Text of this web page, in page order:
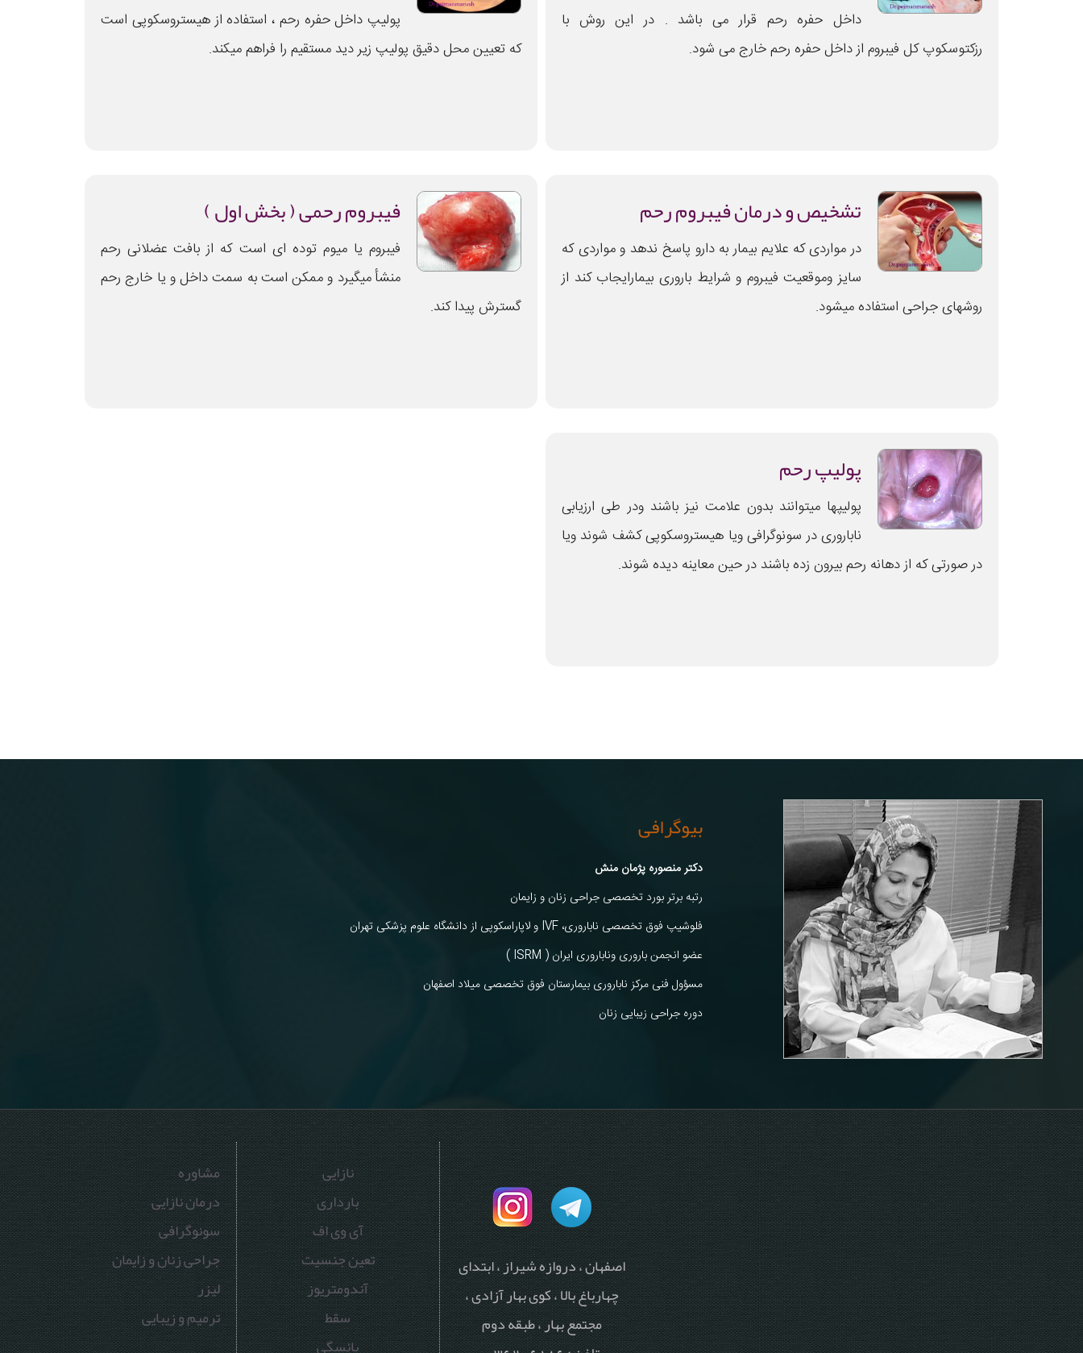
داخل حفره رحم قرار می باشد . در این روش با
رزکتوسکوپ کل فیبروم از داخل حفره رحم خارج می شود.
پولیپ داخل حفره رحم ، استفاده از هیستروسکوپی است
که تعیین محل دقیق پولیپ زیر دید مستقیم را فراهم میکند.
تشخیص و درمان فیبروم رحم
در مواردی که علایم بیمار به دارو پاسخ ندهد و مواردی که
سایز وموقعیت فیبروم و شرایط باروری بیمارایجاب کند از
روشهای جراحی استفاده میشود.
فیبروم رحمی ( بخش اول )
فیبروم یا میوم توده ای است که از بافت عضلانی رحم
منشأ میگیرد و ممکن است به سمت داخل و یا خارج رحم
گسترش پیدا کند.
پولیپ رحم
پولیپها میتوانند بدون علامت نیز باشند ودر طی ارزیابی
ناباروری در سونوگرافی ویا هیستروسکوپی کشف شوند ویا
در صورتی که از دهانه رحم بیرون زده باشند در حین معاینه دیده شوند.
بیوگرافی
دکتر منصوره پژمان منش
رتبه برتر بورد تخصصی جراحی زنان و زایمان
فلوشیپ فوق تخصصی ناباروری، IVF و لاپاراسکوپی از دانشگاه علوم پزشکی تهران
عضو انجمن باروری وناباروری ایران ( ISRM )
مسؤول فنی مرکز ناباروری بیمارستان فوق تخصصی میلاد اصفهان
دوره جراحی زیبایی زنان
اصفهان ، دروازه شیراز ، ابتدای
چهارباغ بالا ، کوی بهار آزادی ،
مجتمع بهار ، طبقه دوم
نازایی
بارداری
آی وی اف
تعین جنسیت
آندومتریوز
سقط
یائسگی
مشاوره
درمان نازایی
سونوگرافی
جراحی زنان و زایمان
لیزر
ترمیم و زیبایی